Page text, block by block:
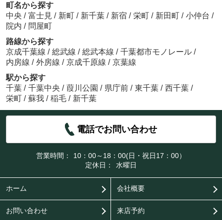
町名から探す
中央 / 富士見 / 新町 / 新千葉 / 新宿 / 栄町 / 新田町 / 小仲台 /
院内 / 問屋町
路線から探す
京成千葉線 / 総武線 / 総武本線 / 千葉都市モノレール /
内房線 / 外房線 / 京成千原線 / 京葉線
駅から探す
千葉 / 千葉中央 / 葭川公園 / 県庁前 / 東千葉 / 西千葉 /
栄町 / 蘇我 / 稲毛 / 新千葉
電話でお問い合わせ
営業時間：
10：00～18：00(日・祝日17：00）
定休日：
水曜日
ホーム 会社概要
お問い合わせ 来店予約